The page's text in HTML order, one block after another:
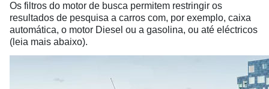
Os filtros do motor de busca permitem restringir os
resultados de pesquisa a carros com, por exemplo, caixa
automática, o motor Diesel ou a gasolina, ou até eléctricos
(leia mais abaixo).